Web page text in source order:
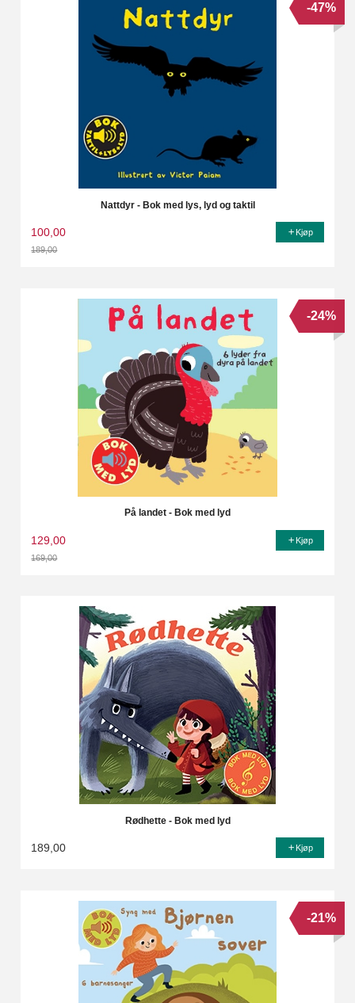
Nattdyr - Bok med lys, lyd og taktil
100,00
189,00
-47%
Kjøp
På landet - Bok med lyd
129,00
169,00
-24%
Kjøp
Rødhette - Bok med lyd
189,00 Kjøp
-21%